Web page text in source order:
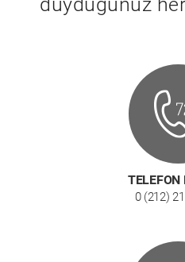
TELEFON
0 (212)